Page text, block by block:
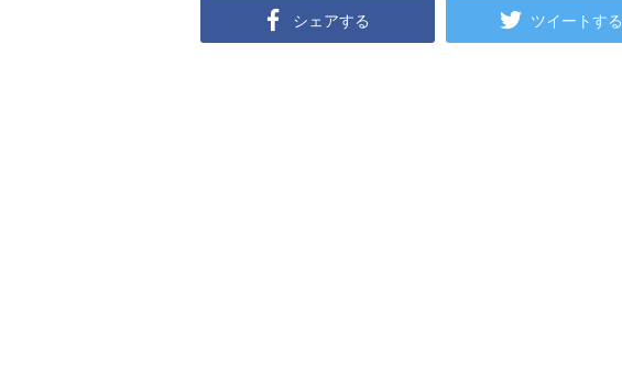
シェアする ツイートする